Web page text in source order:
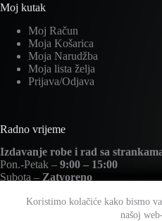
Koristimo kolačiće kako bismo
našoj
Moj kutak
Moj Račun
Moja Košarica
Moja Narudžba
Moja lista želja
Prijava/Odjava
Radno vrijeme
Izdavanje robe i rad sa
Pon.-Petak – 9:00 – 15:00
Subota – Zatvoreno